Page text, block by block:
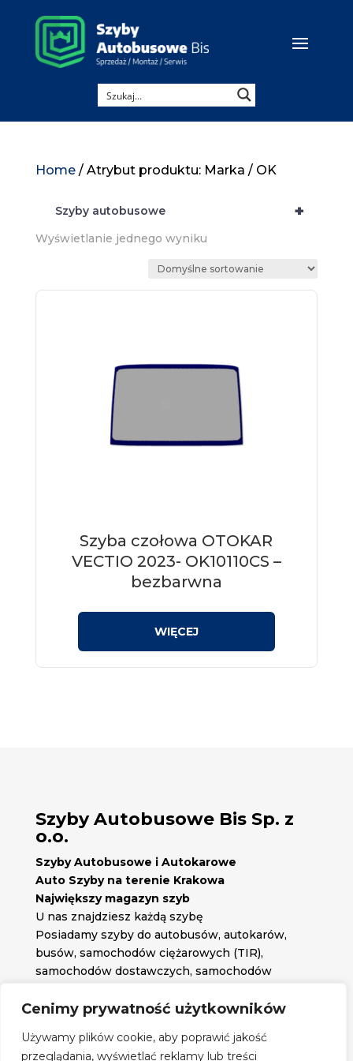
Cenimy prywatność użytkowników
Używamy plików cookie, aby poprawić jakość
przeglądania, wyświetlać reklamy lub treści
Home/ Atrybut produktu: Marka / OK
+
Szyby autobusowe
Wyświetlanie jednego wyniku
Szyba czołowa OTOKAR
VECTIO 2023- OK10110CS –
bezbarwna
Szyby Autobusowe Bis Sp. z
o.o.
Szyby Autobusowe i Autokarowe
Auto Szyby na terenie Krakowa
Największy magazyn szyb
U nas znajdziesz każdą szybę
Posiadamy szyby do autobusów, autokarów,
busów, samochodów ciężarowych (TIR),
samochodów dostawczych, samochodów
potrzebujesz.
Znajdź nas na: 